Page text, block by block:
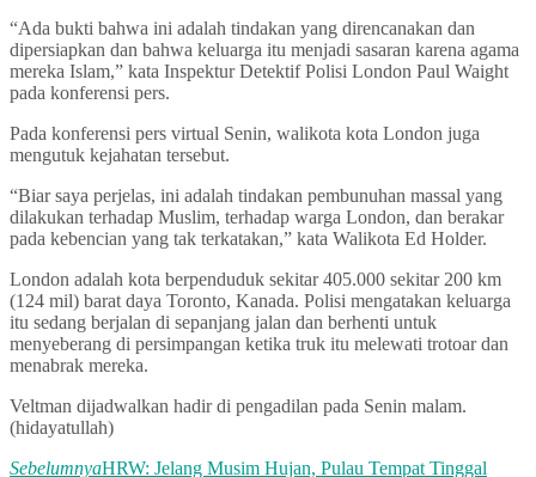
“Ada bukti bahwa ini adalah tindakan yang direncanakan dan
dipersiapkan dan bahwa keluarga itu menjadi sasaran karena agama
mereka Islam,” kata Inspektur Detektif Polisi London Paul Waight
pada konferensi pers.
Pada konferensi pers virtual Senin, walikota kota London juga
mengutuk kejahatan tersebut.
“Biar saya perjelas, ini adalah tindakan pembunuhan massal yang
dilakukan terhadap Muslim, terhadap warga London, dan berakar
pada kebencian yang tak terkatakan,” kata Walikota Ed Holder.
London adalah kota berpenduduk sekitar 405.000 sekitar 200 km
(124 mil) barat daya Toronto, Kanada. Polisi mengatakan keluarga
itu sedang berjalan di sepanjang jalan dan berhenti untuk
menyeberang di persimpangan ketika truk itu melewati trotoar dan
menabrak mereka.
Veltman dijadwalkan hadir di pengadilan pada Senin malam.
(hidayatullah)
SebelumnyaHRW: Jelang Musim Hujan, Pulau Tempat Tinggal